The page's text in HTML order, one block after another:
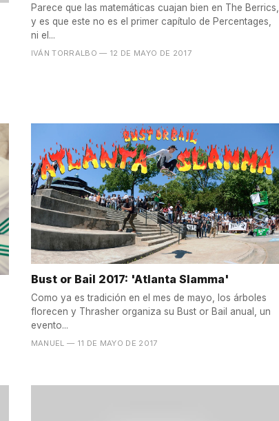
Parece que las matemáticas cuajan bien en The Berrics,
y es que este no es el primer capítulo de Percentages,
ni el...
IVÁN TORRALBO — 12 DE MAYO DE 2017
Bust or Bail 2017: 'Atlanta Slamma'
Como ya es tradición en el mes de mayo, los árboles
florecen y Thrasher organiza su Bust or Bail anual, un
evento...
MANUEL — 11 DE MAYO DE 2017